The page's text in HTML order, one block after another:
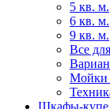
5 кв. м.
6 кв. м.
9 кв. м.
Все
Мойки
Шкафы-купе